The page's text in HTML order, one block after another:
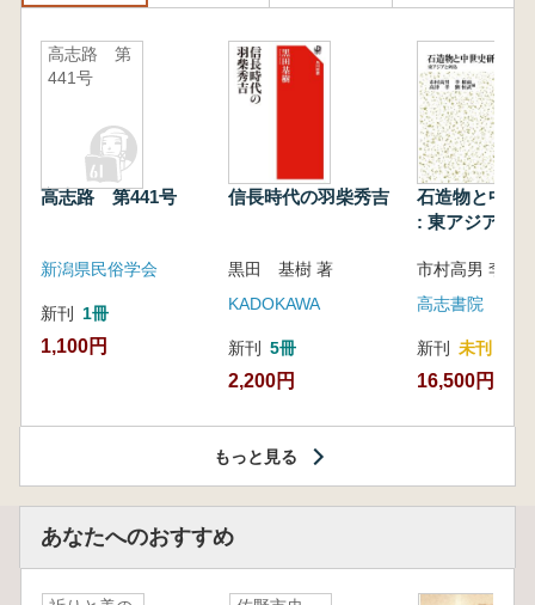
高志路 第
441号
高志路 第441号
新潟県民俗学会
新刊 1冊
1,100円
信長時代の羽柴秀吉
黒田 基樹 著
KADOKAWA
新刊 5冊
2,200円
石造物と中世
: 東アジアと
高志書院
新刊 未刊
16,500円
もっと見る
あなたへのおすすめ